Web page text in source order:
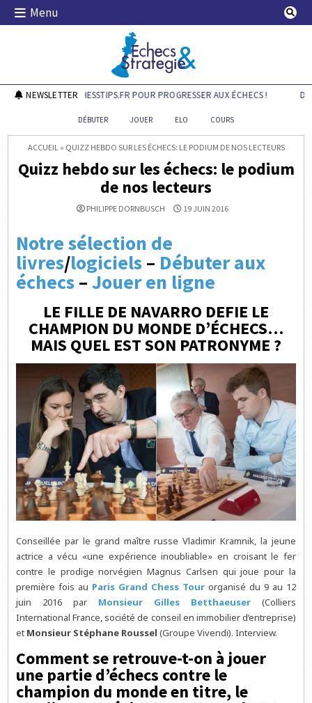
Skip
Menu
Echecs & Stratégie
NEWSLETTER
DÉCOUVREZ CHESSTIPS.FR POUR PROGRESSER AUX ÉCHECS !
DÉBUTER JOUER ELO COURS
ACCUEIL» QUIZZ HEBDO SUR LES ÉCHECS: LE PODIUM DE NOS LECTEURS
Quizz hebdo sur les échecs: le podium
de nos lecteurs
PHILIPPE DORNBUSCH 19 JUIN 2016
Notre sélection de
livres/logiciels– Débuter aux
échecs–Jouer en ligne
LE FILLE DE NAVARRO DEFIE LE
CHAMPION DU MONDE D’ÉCHECS…
MAIS QUEL EST SON PATRONYME ?
Conseillée par le grand maître russe Vladimir Kramnik, la jeune
actrice a vécu «une expérience inoubliable» en croisant le fer
contre le prodige norvégien Magnus Carlsen qui joue pour la
première fois au Paris Grand Chess Tourorganisé du 9 au 12
juin 2016 par Monsieur Gilles Betthaeuser(Colliers
International France, société de conseil en immobilier d’entreprise)
et Monsieur Stéphane Roussel (Groupe Vivendi). Interview.
Comment se retrouve-t-on à jouer
une partie d’échecs contre le
champion du monde en titre, le